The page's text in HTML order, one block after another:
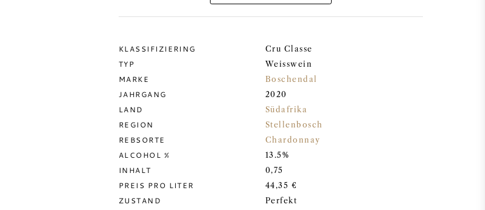
KLASSIFIZIERING Cru Classe
TYP Weisswein
MARKE Boschendal
JAHRGANG 2020
LAND Südafrika
REGION Stellenbosch
REBSORTE Chardonnay
ALCOHOL % 13.5%
INHALT 0,75
PREIS PRO LITER 44,35 €
ZUSTAND Perfekt